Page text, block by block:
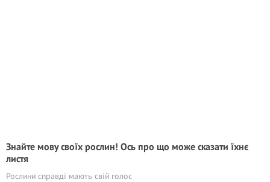
Знайте мову своїх рослин! Ось про що може сказати їхнє
листя
Рослини справді мають свій голос